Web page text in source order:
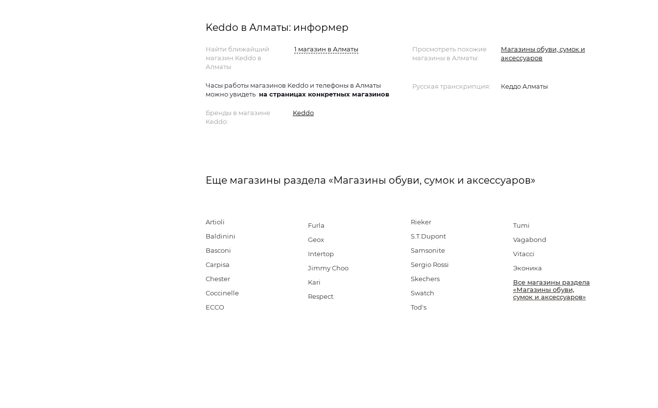
Keddo в Алматы: информер
Найти ближайший
магазин Keddo в
Алматы
1 магазин в Алматы
Часы работы магазинов Keddo и телефоны в Алматы
можно увидеть на страницах конкретных магазинов
Просмотреть похожие
магазины в Алматы:
Магазины обуви, сумок и
аксессуаров
Русская транскрипция: Кеддо Алматы
Бренды в магазине
Keddo:
Keddo
Еще магазины раздела «Магазины обуви, сумок и аксессуаров»
Artioli
Baldinini
Basconi
Carpisa
Chester
Coccinelle
ECCO
Furla
Geox
Intertop
Jimmy Choo
Kari
Respect
Rieker
S.T.Dupont
Samsonite
Sergio Rossi
Skechers
Swatch
Tod's
Tumi
Vagabond
Vitacci
Эконика
Все магазины раздела
«Магазины обуви,
сумок и аксессуаров»